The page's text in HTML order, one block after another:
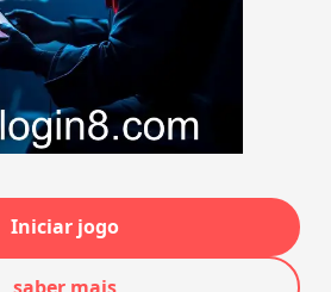
Iniciar jogo